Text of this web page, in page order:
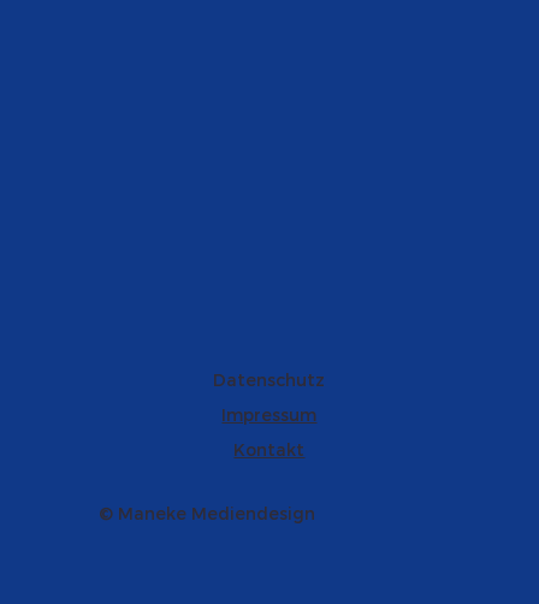
Datenschutz
Impressum
Kontakt
© Maneke Mediendesign